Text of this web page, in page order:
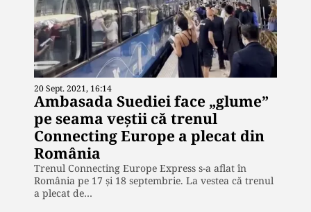
20 Sept. 2021, 16:14
Ambasada Suediei face „glume”
pe seama veștii că trenul
Connecting Europe a plecat din
România
Trenul Connecting Europe Express s-a aflat în
România pe 17 și 18 septembrie. La vestea că trenul
a plecat de…